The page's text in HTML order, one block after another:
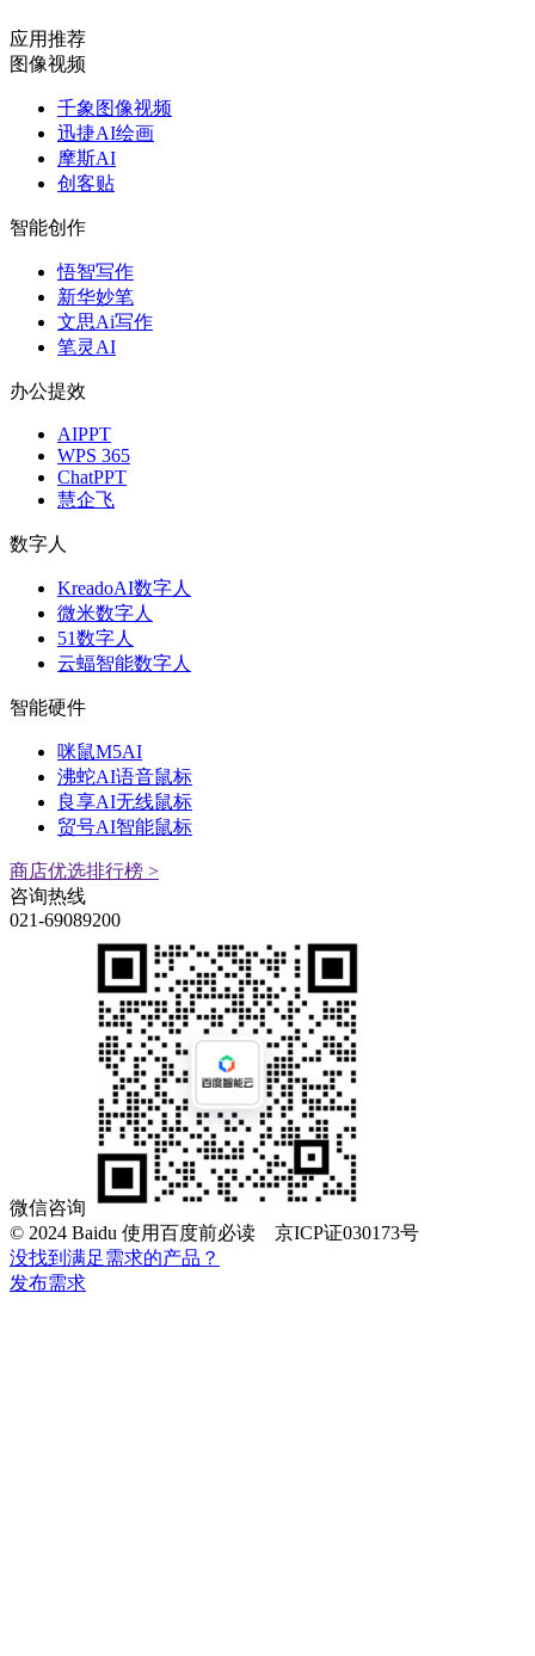
应用推荐
图像视频
千象图像视频
迅捷AI绘画
摩斯AI
创客贴
智能创作
悟智写作
新华妙笔
文思Ai写作
笔灵AI
办公提效
AIPPT
WPS 365
ChatPPT
慧企飞
数字人
KreadoAI数字人
微米数字人
51数字人
云蝠智能数字人
智能硬件
咪鼠M5AI
沸蛇AI语音鼠标
良享AI无线鼠标
贸号AI智能鼠标
商店优选排行榜 >
咨询热线
021-69089200
微信咨询
© 2024 Baidu 使用百度前必读 京ICP证030173号
没找到满足需求的产品？
发布需求